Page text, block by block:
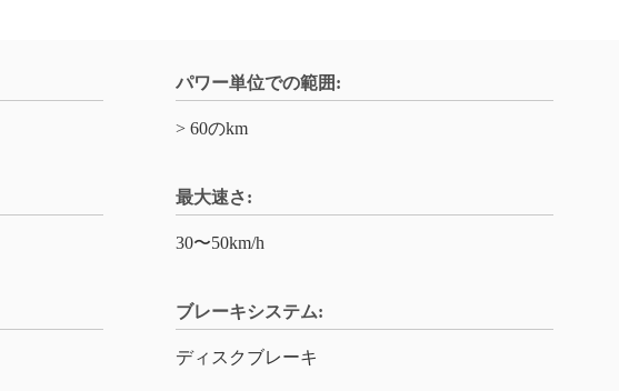
パワー単位での範囲:
> 60のkm
最大速さ:
30〜50km/h
ブレーキシステム:
ディスクブレーキ